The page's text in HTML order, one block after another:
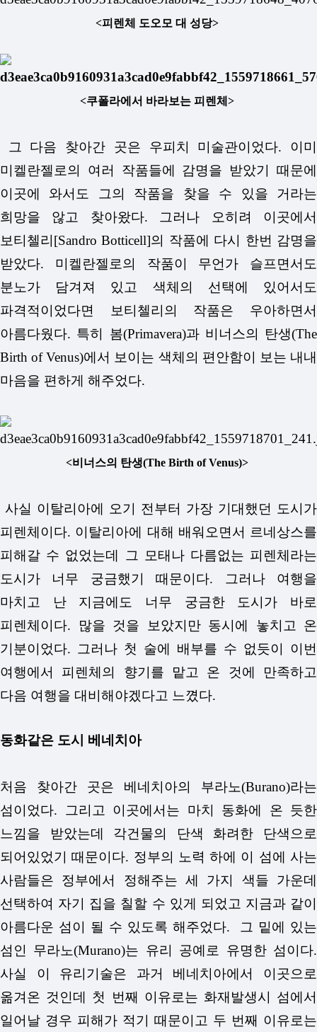
<피렌체 도오모 대 성당>
<쿠폴라에서 바라보는 피렌체>
그 다음 찾아간 곳은 우피치 미술관이었다. 이미
미켈란젤로의 여러 작품들에 감명을 받았기 때문에
이곳에 와서도 그의 작품을 찾을 수 있을 거라는
희망을 않고 찾아왔다. 그러나 오히려 이곳에서
보티첼리[Sandro Botticell]의 작품에 다시 한번 감명을
받았다. 미켈란젤로의 작품이 무언가 슬프면서도
분노가 담겨져 있고 색체의 선택에 있어서도
파격적이었다면 보티첼리의 작품은 우아하면서
아름다웠다. 특히 봄(Primavera)과 비너스의 탄생(The
Birth of Venus)에서 보이는 색체의 편안함이 보는 내내
마음을 편하게 해주었다.
<비너스의 탄생(The Birth of Venus)>
사실 이탈리아에 오기 전부터 가장 기대했던 도시가
피렌체이다. 이탈리아에 대해 배워오면서 르네상스를
피해갈 수 없었는데 그 모태나 다름없는 피렌체라는
도시가 너무 궁금했기 때문이다. 그러나 여행을
마치고 난 지금에도 너무 궁금한 도시가 바로
피렌체이다. 많을 것을 보았지만 동시에 놓치고 온
기분이었다. 그러나 첫 술에 배부를 수 없듯이 이번
여행에서 피렌체의 향기를 맡고 온 것에 만족하고
다음 여행을 대비해야겠다고 느꼈다.
동화같은 도시 베네치아
처음 찾아간 곳은 베네치아의 부라노(Burano)라는
섬이었다. 그리고 이곳에서는 마치 동화에 온 듯한
느낌을 받았는데 각건물의 단색 화려한 단색으로
되어있었기 때문이다. 정부의 노력 하에 이 섬에 사는
사람들은 정부에서 정해주는 세 가지 색들 가운데
선택하여 자기 집을 칠할 수 있게 되었고 지금과 같이
아름다운 섬이 될 수 있도록 해주었다. 그 밑에 있는
섬인 무라노(Murano)는 유리 공예로 유명한 섬이다.
사실 이 유리기술은 과거 베네치아에서 이곳으로
옮겨온 것인데 첫 번째 이유로는 화재발생시 섬에서
일어날 경우 피해가 적기 때문이고 두 번째 이유로는